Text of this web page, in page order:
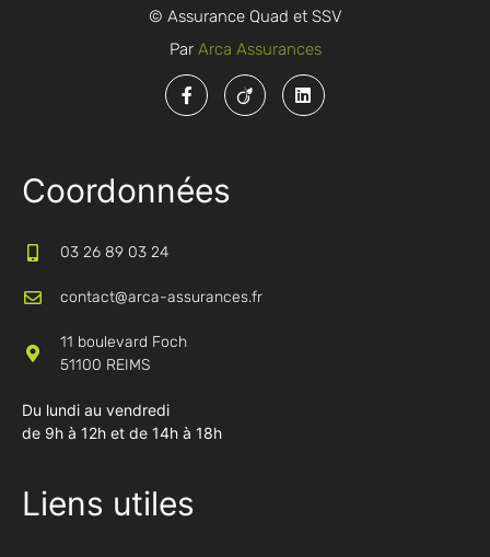
© Assurance Quad et SSV
Par Arca Assurances
Coordonnées
03 26 89 03 24
contact@arca-assurances.fr
11 boulevard Foch
51100 REIMS
Du lundi au vendredi
de 9h à 12h et de 14h à 18h
Liens utiles